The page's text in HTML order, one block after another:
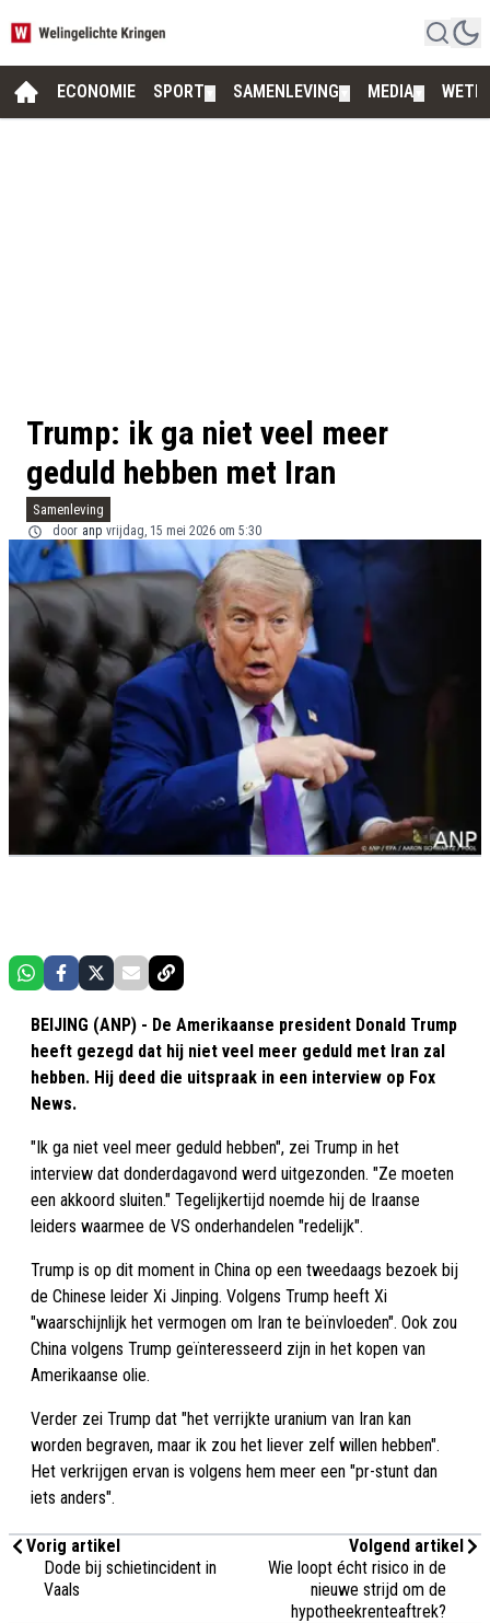
ECONOMIE SPORT SAMENLEVING MEDIA
Trump: ik ga niet veel meer
geduld hebben met Iran
Samenleving
door anp vrijdag, 15 mei 2026 om 5:30
BEIJING (ANP) - De Amerikaanse president Donald Trump
heeft gezegd dat hij niet veel meer geduld met Iran zal
hebben. Hij deed die uitspraak in een interview op Fox
News.
"Ik ga niet veel meer geduld hebben", zei Trump in het
interview dat donderdagavond werd uitgezonden. "Ze moeten
een akkoord sluiten." Tegelijkertijd noemde hij de Iraanse
leiders waarmee de VS onderhandelen "redelijk".
Trump is op dit moment in China op een tweedaags bezoek bij
de Chinese leider Xi Jinping. Volgens Trump heeft Xi
"waarschijnlijk het vermogen om Iran te beïnvloeden". Ook zou
China volgens Trump geïnteresseerd zijn in het kopen van
Amerikaanse olie.
Verder zei Trump dat "het verrijkte uranium van Iran kan
worden begraven, maar ik zou het liever zelf willen hebben".
Het verkrijgen ervan is volgens hem meer een "pr-stunt dan
iets anders".
Vorig artikel
Dode bij schietincident in
Vaals
Volgend artikel
Wie loopt écht risico in de
nieuwe strijd om de
hypotheekrenteaftrek?